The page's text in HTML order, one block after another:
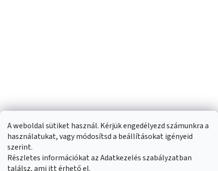
A weboldal sütiket használ. Kérjük engedélyezd számunkra a
használatukat, vagy módosítsd a beállításokat igényeid
szerint.
Részletes információkat az Adatkezelés szabályzatban
találsz, ami ittérhető el.
Shoptet készítette